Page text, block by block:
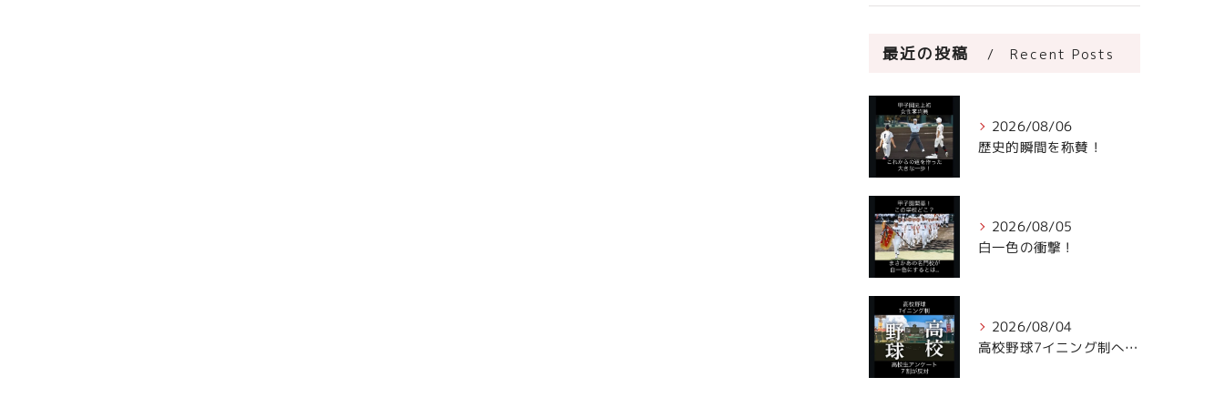
最近の投稿 Recent Posts
2026/08/06
歴史的瞬間を称賛！
2026/08/05
白一色の衝撃！
2026/08/04
高校野球7イニング制への声。